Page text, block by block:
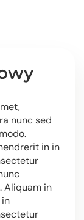
nunc sed
in in
Aliquam in